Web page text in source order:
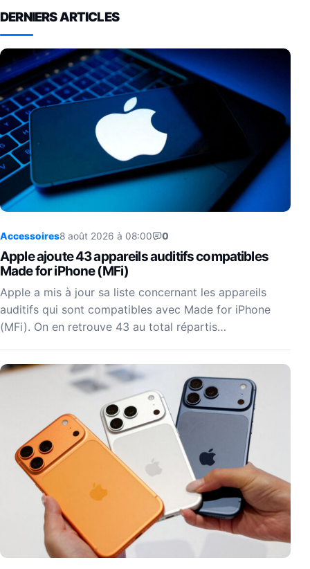
DERNIERS ARTICLES
Accessoires8 août 2026 à 08:00 0
Apple ajoute 43 appareils auditifs compatibles
Made for iPhone (MFi)
Apple a mis à jour sa liste concernant les appareils
auditifs qui sont compatibles avec Made for iPhone
(MFi). On en retrouve 43 au total répartis…